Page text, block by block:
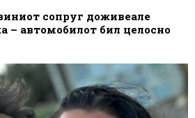
сопруг доживеале
– автомобилот бил целосно